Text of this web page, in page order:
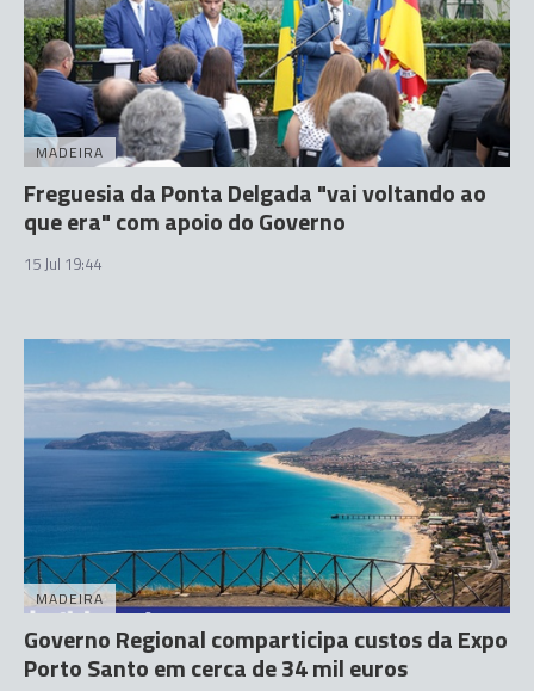
MADEIRA
Freguesia da Ponta Delgada "vai voltando ao
que era" com apoio do Governo
15 Jul 19:44
MADEIRA
Governo Regional comparticipa custos da Expo
Porto Santo em cerca de 34 mil euros